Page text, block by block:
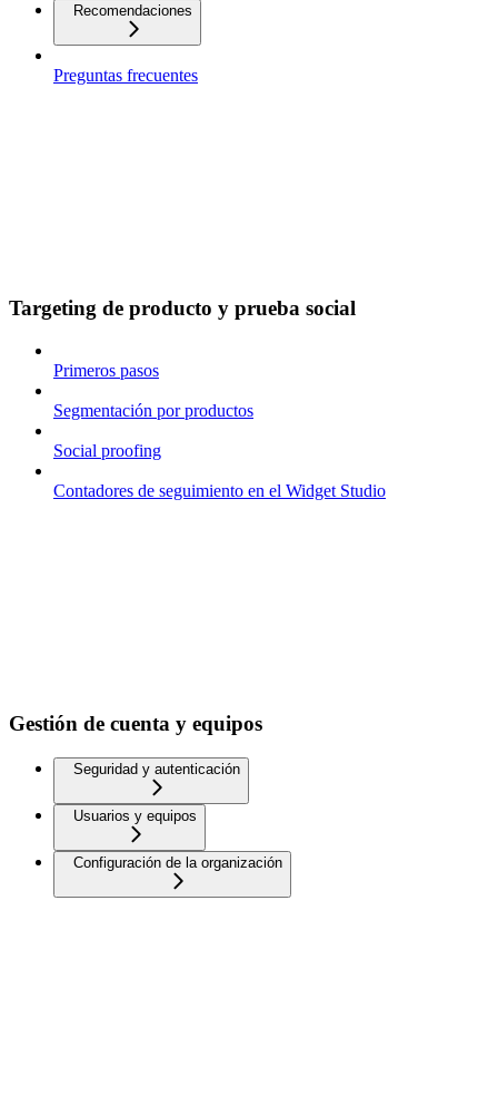
Recomendaciones
Preguntas frecuentes
Targeting de producto y prueba social
Primeros pasos
Segmentación por productos
Social proofing
Contadores de seguimiento en el Widget Studio
Gestión de cuenta y equipos
Seguridad y autenticación
Usuarios y equipos
Configuración de la organización